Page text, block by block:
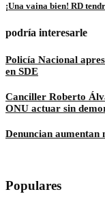
¡Una vaina bien! RD
podría interesarle
Policía Nacional
en SDE
Canciller Roberto
ONU actuar sin
Denuncian aumentan
Populares